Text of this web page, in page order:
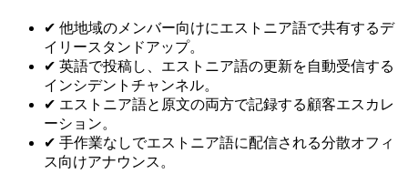
✔ 他地域のメンバー向けにエストニア語で共有するデ
イリースタンドアップ。
✔ 英語で投稿し、エストニア語の更新を自動受信する
インシデントチャンネル。
✔ エストニア語と原文の両方で記録する顧客エスカレ
ーション。
✔ 手作業なしでエストニア語に配信される分散オフィ
ス向けアナウンス。